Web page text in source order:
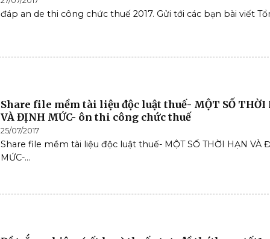
đáp an de thi công chức thuế 2017. Gửi tới các bạn bài viết
Share file mềm tài liệu độc luật thuế- MỘT SỐ THỜI
VÀ ĐỊNH MỨC- ôn thi công chức thuế
25/07/2017
Share file mềm tài liệu độc luật thuế- MỘT SỐ THỜI HẠN VÀ
MỨC-...